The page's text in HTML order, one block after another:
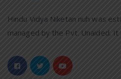
Hindu Vidya Niketan nuh was
managed by the Pvt. Unaided.